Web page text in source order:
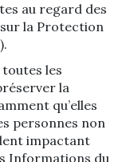
au regard des
la Protection
les
la
qu’elles
personnes non
impactant
Informations du